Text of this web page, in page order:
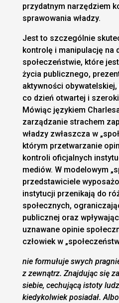
przydatnym narzędziem
sprawowania władzy.
Jest to szczególnie
kontrolę i manipulację na
społeczeństwie, które
życia publicznego,
aktywności
co dzień otwartej i
Mówiąc językiem
zarządzanie strachem
władzy zwłaszcza w
którym przetwarzanie
kontroli oficjalnych
mediów. W modelowym
przedstawiciele
instytucji przenikają do
społecznych,
publicznej oraz
uznawane opinie
człowiek w
nie formułuje swych
z zewnątrz. Znajdując się
siebie, cechującą istoty
kiedykolwiek posiadał.